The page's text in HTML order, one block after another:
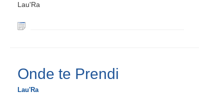
Lau'Ra
Onde te Prendi
Lau'Ra